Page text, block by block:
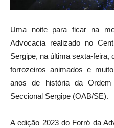
Uma noite para ficar na
Advocacia realizado no
Sergipe, na última sexta-feira,
forrozeiros animados e
anos de história da
Seccional Sergipe (OAB/SE).
A edição 2023 do Forró da